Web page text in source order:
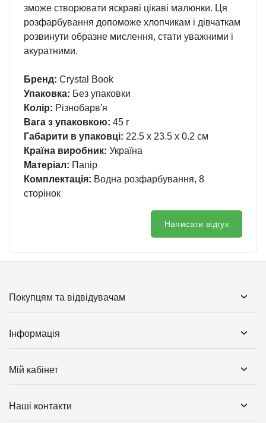
зможе створювати яскраві цікаві малюнки. Ця
розфарбування допоможе хлопчикам і дівчаткам
розвинути образне мислення, стати уважними і
акуратними.
Бренд: Crystal Book
Упаковка: Без упаковки
Колір: Різнобарв'я
Вага з упаковкою: 45 г
Габарити в упаковці: 22.5 x 23.5 x 0.2 см
Країна виробник: Україна
Матеріал: Папір
Комплектація: Водна розфарбування, 8
сторінок
Написати відгук
Покупцям та відвідувачам
Інформація
Мій кабінет
Наші контакти